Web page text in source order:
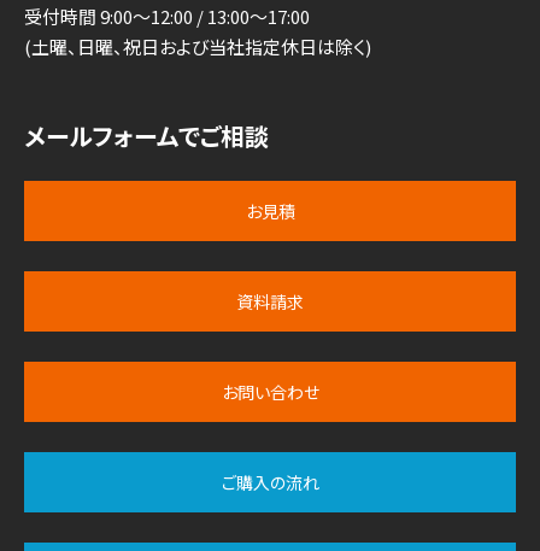
受付時間 9:00～12:00 / 13:00～17:00
(土曜、日曜、祝日および当社指定休日は除く)
メールフォームでご相談
お見積
資料請求
お問い合わせ
ご購入の流れ